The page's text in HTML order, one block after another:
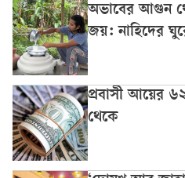
অভাবের আগুন
জয়: নাহিদের
প্রবাসী আয়ের
থেকে